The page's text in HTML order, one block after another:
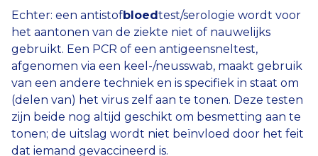
Echter: een antistofbloedtest/serologie wordt voor
het aantonen van de ziekte niet of nauwelijks
gebruikt. Een PCR of een antigeensneltest,
afgenomen via een keel-/neusswab, maakt gebruik
van een andere techniek en is specifiek in staat om
(delen van) het virus zelf aan te tonen. Deze testen
zijn beide nog altijd geschikt om besmetting aan te
tonen; de uitslag wordt niet beïnvloed door het feit
dat iemand gevaccineerd is.